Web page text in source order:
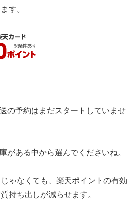
す。
の予約はまだスタートしていませ
がある中から選んでくださいね。
ゃなくても、楽天ポイントの有効
持ち出しが減らせます。